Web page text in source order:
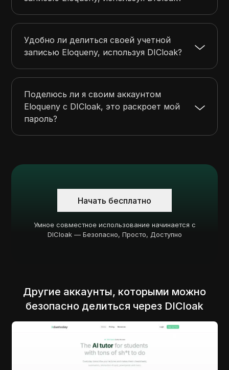
Удобно ли делиться своей учетной
записью Eloqueny, используя DICloak?
Поделюсь ли я своим аккаунтом
Eloqueny с DICloak, это раскроет мой
пароль?
Начать бесплатно
Умное совместное использование начинается с
DICloak — Безопасно, Просто, Доступно
Другие аккаунты, которыми можно
безопасно делиться через DICloak